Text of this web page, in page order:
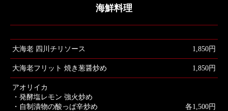
海鮮料理
大海老 四川チリソース 1,850円
大海老フリット 焼き葱醤炒め 1,850円
アオリイカ
・発酵塩レモン 強火炒め
・自制漬物の酸っぱ辛炒め
各1,500円